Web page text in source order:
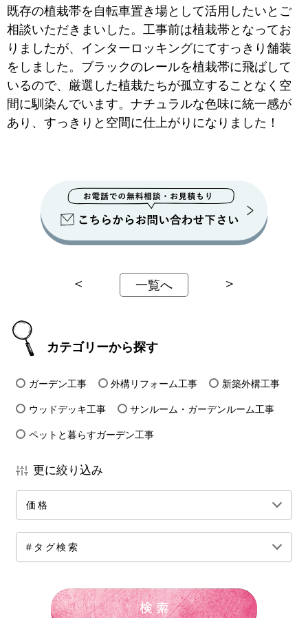
既存の植栽帯を自転車置き場として活用したいとご
相談いただきまいした。工事前は植栽帯となってお
りましたが、インターロッキングにてすっきり舗装
をしました。ブラックのレールを植栽帯に飛ばして
いるので、厳選した植栽たちが孤立することなく空
間に馴染んでいます。ナチュラルな色味に統一感が
あり、すっきりと空間に仕上がりになりました！
＜ 一覧へ ＞
カテゴリーから探す
ガーデン工事 外構リフォーム工事 新築外構工事
ウッドデッキ工事 サンルーム・ガーデンルーム工事
ペットと暮らすガーデン工事
更に絞り込み
価格
全ての価格帯
150万円前後 200万円前後 250万円前後
300万円前後 500万円～
#タグ検索